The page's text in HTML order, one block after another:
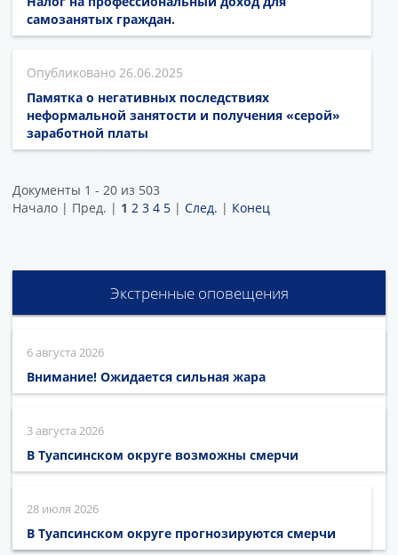
самозанятых граждан.
26.06.2025
Памятка о негативных последствиях
неформальной занятости и получения «серой»
заработной платы
Документы 1 - 20 из 503
Начало | Пред. | 1 2 3 4 5 | След. | Конец
Экстренные оповещения
6 августа 2026
Внимание! Ожидается сильная жара
3 августа 2026
В Туапсинском округе возможны смерчи
28 июля 2026
В Туапсинском округе прогнозируются смерчи